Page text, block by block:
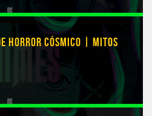
HORROR CÓSMICO | MITOS